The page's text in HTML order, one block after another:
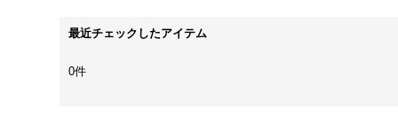
最近チェックしたアイテム
0件